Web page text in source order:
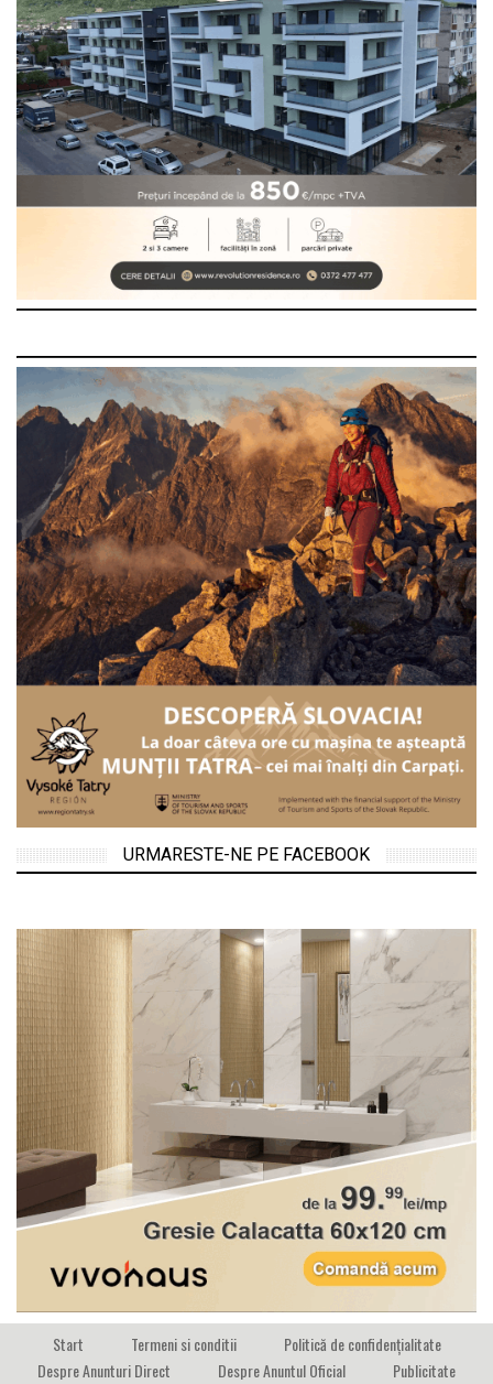
URMARESTE-NE PE FACEBOOK
Start Termeni si conditii
Politică de confidențialitate
Despre Anunturi Direct
Despre Anuntul Oficial
Publicitate